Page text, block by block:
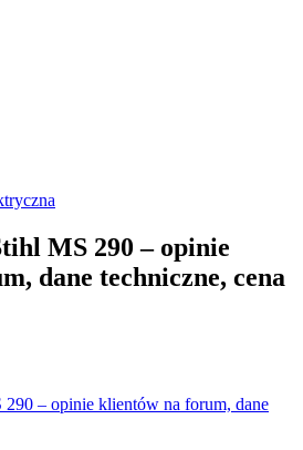
MS 290 – opinie
dane techniczne, cena